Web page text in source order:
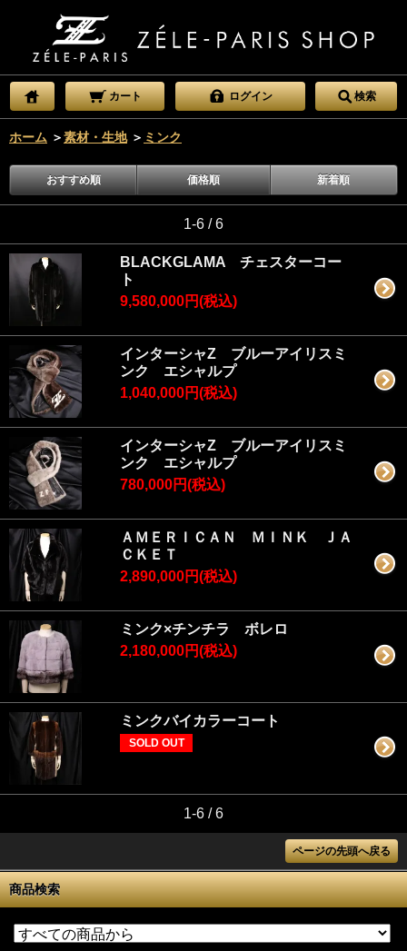
カート ログイン 検索
ホーム ＞素材・生地 ＞ ミンク
おすすめ順 価格順 新着順
1-6 / 6
BLACKGLAMA チェスターコー
ト
9,580,000円(税込)
インターシャZ ブルーアイリスミ
ンク エシャルプ
1,040,000円(税込)
インターシャZ ブルーアイリスミ
ンク エシャルプ
780,000円(税込)
ＡＭＥＲＩＣＡＮ ＭＩＮＫ ＪＡ
ＣＫＥＴ
2,890,000円(税込)
ミンク×チンチラ ボレロ
2,180,000円(税込)
ミンクバイカラーコート
SOLD OUT
1-6 / 6
ページの先頭へ戻る
商品検索